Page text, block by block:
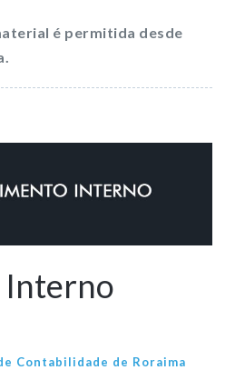
é permitida desde
Interno
Contabilidade de Roraima